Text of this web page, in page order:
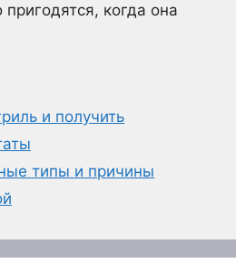
когда она
и получить
типы и причины